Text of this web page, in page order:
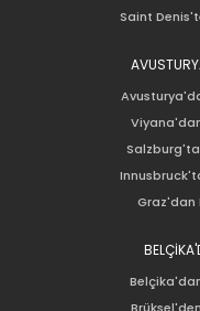
Saint
Viyana'dan
Graz'dan